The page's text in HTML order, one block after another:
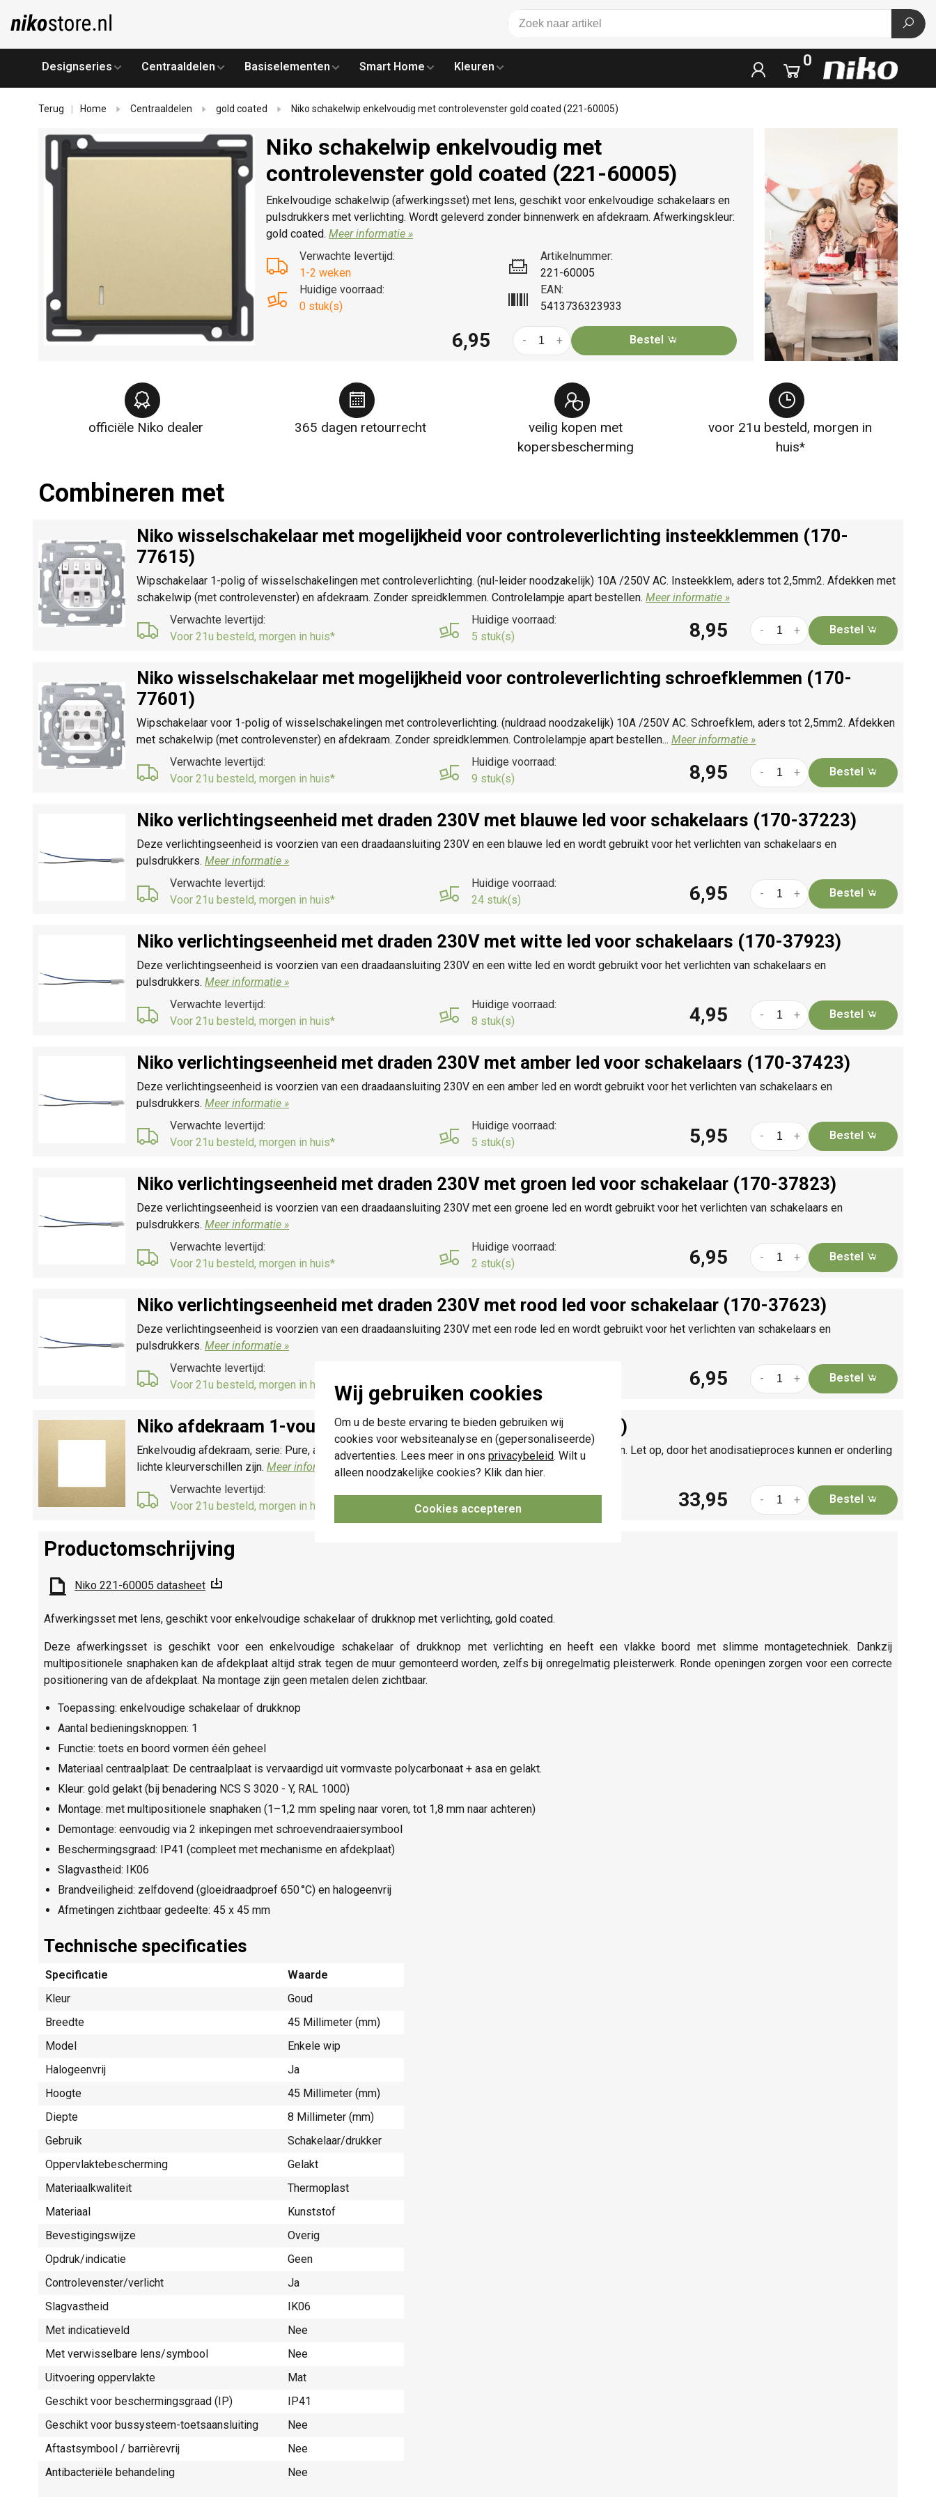
Wij gebruiken cookies
Om u de beste ervaring te bieden gebruiken wij
cookies voor websiteanalyse en (gepersonaliseerde)
advertenties. Lees meer in ons privacybeleid. Wilt u
alleen noodzakelijke cookies? Klik dan hier.
Cookies accepteren
Designseries Centraaldelen Basiselementen Smart Home Kleuren 0
Terug Home Centraaldelen gold coated Niko schakelwip enkelvoudig met controlevenster gold coated (221-60005)
Niko schakelwip enkelvoudig met
controlevenster gold coated (221-60005)
Enkelvoudige schakelwip (afwerkingsset) met lens, geschikt voor enkelvoudige schakelaars en
pulsdrukkers met verlichting. Wordt geleverd zonder binnenwerk en afdekraam. Afwerkingskleur:
gold coated.Meer informatie »
Verwachte levertijd:
1-2 weken
Huidige voorraad:
0 stuk(s)
Artikelnummer:
221-60005
EAN:
5413736323933
6,95 +
- Bestel
officiële Niko dealer 365 dagen retourrecht
veilig kopen met
kopersbescherming
voor 21u besteld, morgen in
huis*
Combineren met
Niko wisselschakelaar met mogelijkheid voor controleverlichting insteekklemmen (170-
77615)
Wipschakelaar 1-polig of wisselschakelingen met controleverlichting. (nul-leider noodzakelijk) 10A /250V AC. Insteekklem, aders tot 2,5mm2. Afdekken met
schakelwip (met controlevenster) en afdekraam. Zonder spreidklemmen. Controlelampje apart bestellen. Meer informatie »
Verwachte levertijd:
Voor 21u besteld, morgen in huis*
Huidige voorraad:
5 stuk(s)
8,95 +
- Bestel
Niko wisselschakelaar met mogelijkheid voor controleverlichting schroefklemmen (170-
77601)
Wipschakelaar voor 1-polig of wisselschakelingen met controleverlichting. (nuldraad noodzakelijk) 10A /250V AC. Schroefklem, aders tot 2,5mm2. Afdekken
met schakelwip (met controlevenster) en afdekraam. Zonder spreidklemmen. Controlelampje apart bestellen... Meer informatie »
Verwachte levertijd:
Voor 21u besteld, morgen in huis*
Huidige voorraad:
9 stuk(s)
8,95 +
- Bestel
Niko verlichtingseenheid met draden 230V met blauwe led voor schakelaars (170-37223)
Deze verlichtingseenheid is voorzien van een draadaansluiting 230V en een blauwe led en wordt gebruikt voor het verlichten van schakelaars en
pulsdrukkers. Meer informatie »
Verwachte levertijd:
Voor 21u besteld, morgen in huis*
Huidige voorraad:
24 stuk(s)
6,95 +
- Bestel
Niko verlichtingseenheid met draden 230V met witte led voor schakelaars (170-37923)
Deze verlichtingseenheid is voorzien van een draadaansluiting 230V en een witte led en wordt gebruikt voor het verlichten van schakelaars en
pulsdrukkers. Meer informatie »
Verwachte levertijd:
Voor 21u besteld, morgen in huis*
Huidige voorraad:
8 stuk(s)
4,95 +
- Bestel
Niko verlichtingseenheid met draden 230V met amber led voor schakelaars (170-37423)
Deze verlichtingseenheid is voorzien van een draadaansluiting 230V en een amber led en wordt gebruikt voor het verlichten van schakelaars en
pulsdrukkers. Meer informatie »
Verwachte levertijd:
Voor 21u besteld, morgen in huis*
Huidige voorraad:
5 stuk(s)
5,95 +
- Bestel
Niko verlichtingseenheid met draden 230V met groen led voor schakelaar (170-37823)
Deze verlichtingseenheid is voorzien van een draadaansluiting 230V met een groene led en wordt gebruikt voor het verlichten van schakelaars en
pulsdrukkers. Meer informatie »
Verwachte levertijd:
Voor 21u besteld, morgen in huis*
Huidige voorraad:
2 stuk(s)
6,95 +
- Bestel
Niko verlichtingseenheid met draden 230V met rood led voor schakelaar (170-37623)
Deze verlichtingseenheid is voorzien van een draadaansluiting 230V met een rode led en wordt gebruikt voor het verlichten van schakelaars en
pulsdrukkers. Meer informatie »
Verwachte levertijd:
Voor 21u besteld, morgen in huis*
25 stuk(s)
6,95 +
- Bestel
Niko afdekraam 1-voudig Pure alu gold brushed (227-76100)
Enkelvoudig afdekraam, serie: Pure, afwerkingskleur: alu gold brushed. Afmetingen: 83 x 83 x 8.9 mm. Let op, door het anodisatieproces kunnen er onderling
lichte kleurverschillen zijn. Meer informatie »
Verwachte levertijd:
Voor 21u besteld, morgen in huis*
8 stuk(s)
33,95 +
- Bestel
Productomschrijving
Niko 221-60005 datasheet
Afwerkingsset met lens, geschikt voor enkelvoudige schakelaar of drukknop met verlichting, gold coated.
Deze afwerkingsset is geschikt voor een enkelvoudige schakelaar of drukknop met verlichting en heeft een vlakke boord met slimme montagetechniek. Dankzij
multipositionele snaphaken kan de afdekplaat altijd strak tegen de muur gemonteerd worden, zelfs bij onregelmatig pleisterwerk. Ronde openingen zorgen voor een correcte
positionering van de afdekplaat. Na montage zijn geen metalen delen zichtbaar.
Toepassing: enkelvoudige schakelaar of drukknop
Aantal bedieningsknoppen: 1
Functie: toets en boord vormen één geheel
Materiaal centraalplaat: De centraalplaat is vervaardigd uit vormvaste polycarbonaat + asa en gelakt.
Kleur: gold gelakt (bij benadering NCS S 3020 - Y, RAL 1000)
Montage: met multipositionele snaphaken (1–1,2 mm speling naar voren, tot 1,8 mm naar achteren)
Demontage: eenvoudig via 2 inkepingen met schroevendraaiersymbool
Beschermingsgraad: IP41 (compleet met mechanisme en afdekplaat)
Slagvastheid: IK06
Brandveiligheid: zelfdovend (gloeidraadproef 650 °C) en halogeenvrij
Afmetingen zichtbaar gedeelte: 45 x 45 mm
Technische specificaties
Specificatie
Waarde
Kleur
Goud
Breedte
45 Millimeter (mm)
Model
Enkele wip
Halogeenvrij
Ja
Hoogte
45 Millimeter (mm)
Diepte
8 Millimeter (mm)
Gebruik
Schakelaar/drukker
Oppervlaktebescherming
Gelakt
Materiaalkwaliteit
Thermoplast
Materiaal
Kunststof
Bevestigingswijze
Overig
Opdruk/indicatie
Geen
Controlevenster/verlicht
Ja
Slagvastheid
IK06
Met indicatieveld
Nee
Met verwisselbare lens/symbool
Nee
Uitvoering oppervlakte
Mat
Geschikt voor beschermingsgraad (IP)
IP41
Geschikt voor bussysteem-toetsaansluiting
Nee
Aftastsymbool / barrièrevrij
Nee
Antibacteriële behandeling
Nee